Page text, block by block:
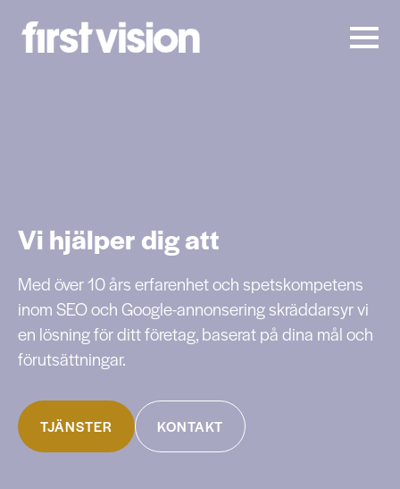
Vi hjälper dig att
Med över 10 års erfarenhet och spetskompetens
inom SEO och Google-annonsering skräddarsyr vi
en lösning för ditt företag, baserat på dina mål och
förutsättningar.
TJÄNSTER KONTAKT